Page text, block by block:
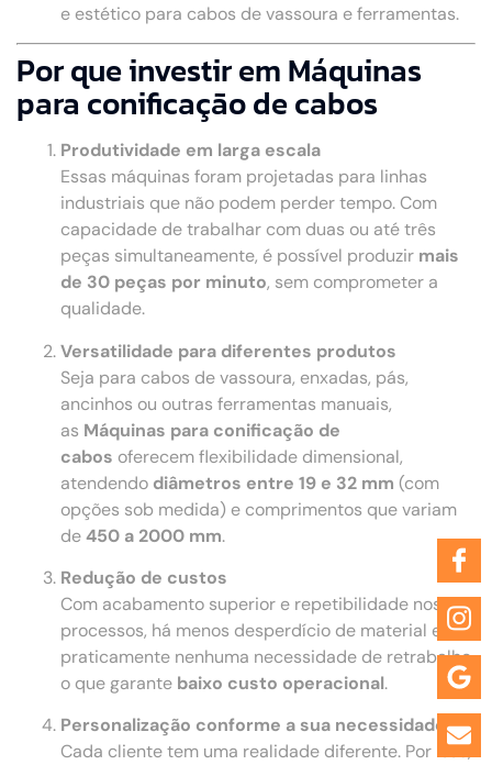
e estético para cabos de vassoura e ferramentas.
Por que investir em Máquinas
para conificação de cabos
Produtividade em larga escala
Essas máquinas foram projetadas para linhas
industriais que não podem perder tempo. Com
capacidade de trabalhar com duas ou até três
peças simultaneamente, é possível produzir mais
de 30 peças por minuto, sem comprometer a
qualidade.
Versatilidade para diferentes produtos
Seja para cabos de vassoura, enxadas, pás,
ancinhos ou outras ferramentas manuais,
as Máquinas para conificação de
cabos oferecem flexibilidade dimensional,
atendendo diâmetros entre 19 e 32 mm (com
opções sob medida) e comprimentos que variam
de450 a 2000 mm.
Redução de custos
Com acabamento superior e repetibilidade nos
processos, há menos desperdício de material e
praticamente nenhuma necessidade de retrabalho,
o que garante baixo custo operacional.
Personalização conforme a sua necessidade
Cada cliente tem uma realidade diferente. Por isso,